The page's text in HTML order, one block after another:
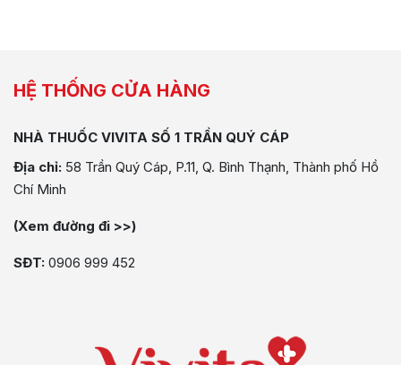
HỆ THỐNG CỬA HÀNG
NHÀ THUỐC VIVITA SỐ 1 TRẦN QUÝ CÁP
Địa chỉ: 58 Trần Quý Cáp, P.11, Q. Bình Thạnh, Thành phố Hồ
Chí Minh
(Xem đường đi >>)
SĐT: 0906 999 452